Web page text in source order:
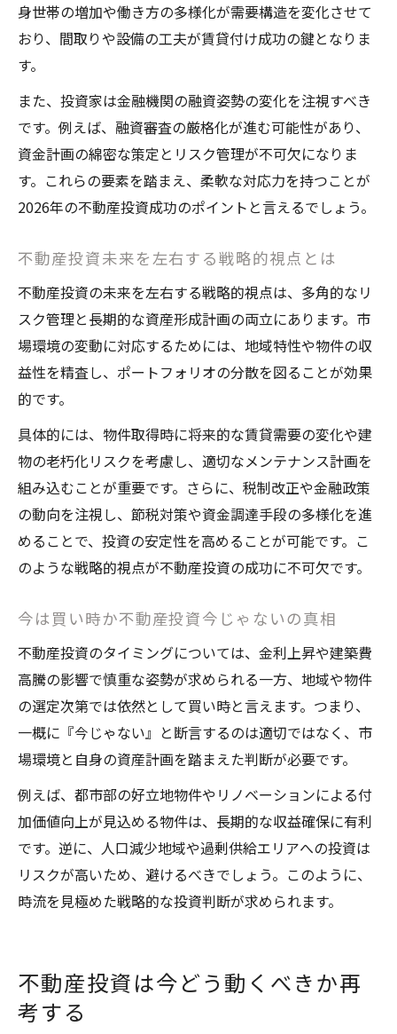
身世帯の増加や働き方の多様化が需要構造を変化させて
おり、間取りや設備の工夫が賃貸付け成功の鍵となりま
す。
また、投資家は金融機関の融資姿勢の変化を注視すべき
です。例えば、融資審査の厳格化が進む可能性があり、
資金計画の綿密な策定とリスク管理が不可欠になりま
す。これらの要素を踏まえ、柔軟な対応力を持つことが
2026年の不動産投資成功のポイントと言えるでしょう。
不動産投資未来を左右する戦略的視点とは
不動産投資の未来を左右する戦略的視点は、多角的なリ
スク管理と長期的な資産形成計画の両立にあります。市
場環境の変動に対応するためには、地域特性や物件の収
益性を精査し、ポートフォリオの分散を図ることが効果
的です。
具体的には、物件取得時に将来的な賃貸需要の変化や建
物の老朽化リスクを考慮し、適切なメンテナンス計画を
組み込むことが重要です。さらに、税制改正や金融政策
の動向を注視し、節税対策や資金調達手段の多様化を進
めることで、投資の安定性を高めることが可能です。こ
のような戦略的視点が不動産投資の成功に不可欠です。
今は買い時か不動産投資今じゃないの真相
不動産投資のタイミングについては、金利上昇や建築費
高騰の影響で慎重な姿勢が求められる一方、地域や物件
の選定次第では依然として買い時と言えます。つまり、
一概に『今じゃない』と断言するのは適切ではなく、市
場環境と自身の資産計画を踏まえた判断が必要です。
例えば、都市部の好立地物件やリノベーションによる付
加価値向上が見込める物件は、長期的な収益確保に有利
です。逆に、人口減少地域や過剰供給エリアへの投資は
リスクが高いため、避けるべきでしょう。このように、
時流を見極めた戦略的な投資判断が求められます。
不動産投資は今どう動くべきか再
考する